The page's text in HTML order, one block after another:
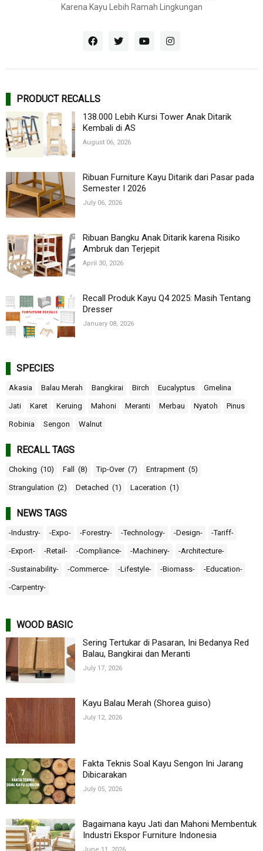
Karena Kayu Lebih Ramah Lingkungan
PRODUCT RECALLS
138.000 Lebih Kursi Tower Anak Ditarik
Kembali di AS
August 06, 2026
Ribuan Furniture Kayu Ditarik dari Pasar pada
Semester I 2026
July 06, 2026
Ribuan Bangku Anak Ditarik karena Risiko
Ambruk dan Terjepit
April 30, 2026
Recall Produk Kayu Q4 2025: Masih Tentang
Dresser
January 08, 2026
SPECIES
Akasia Balau Merah Bangkirai Birch Eucalyptus Gmelina
Jati Karet Keruing Mahoni Meranti Merbau Nyatoh Pinus
Robinia Sengon Walnut
RECALL TAGS
Choking (10) Fall (8) Tip-Over (7) Entrapment (5)
Strangulation (2) Detached (1) Laceration (1)
NEWS TAGS
-Industry- -Expo- -Forestry- -Technology- -Design- -Tariff-
-Export- -Retail- -Compliance- -Machinery- -Architecture-
-Sustainability- -Commerce- -Lifestyle- -Biomass- -Education-
-Carpentry-
WOOD BASIC
Sering Tertukar di Pasaran, Ini Bedanya Red
Balau, Bangkirai dan Meranti
July 17, 2026
Kayu Balau Merah (Shorea guiso)
July 12, 2026
Fakta Teknis Soal Kayu Sengon Ini Jarang
Dibicarakan
July 05, 2026
Bagaimana kayu Jati dan Mahoni Membentuk
Industri Ekspor Furniture Indonesia
June 11, 2026